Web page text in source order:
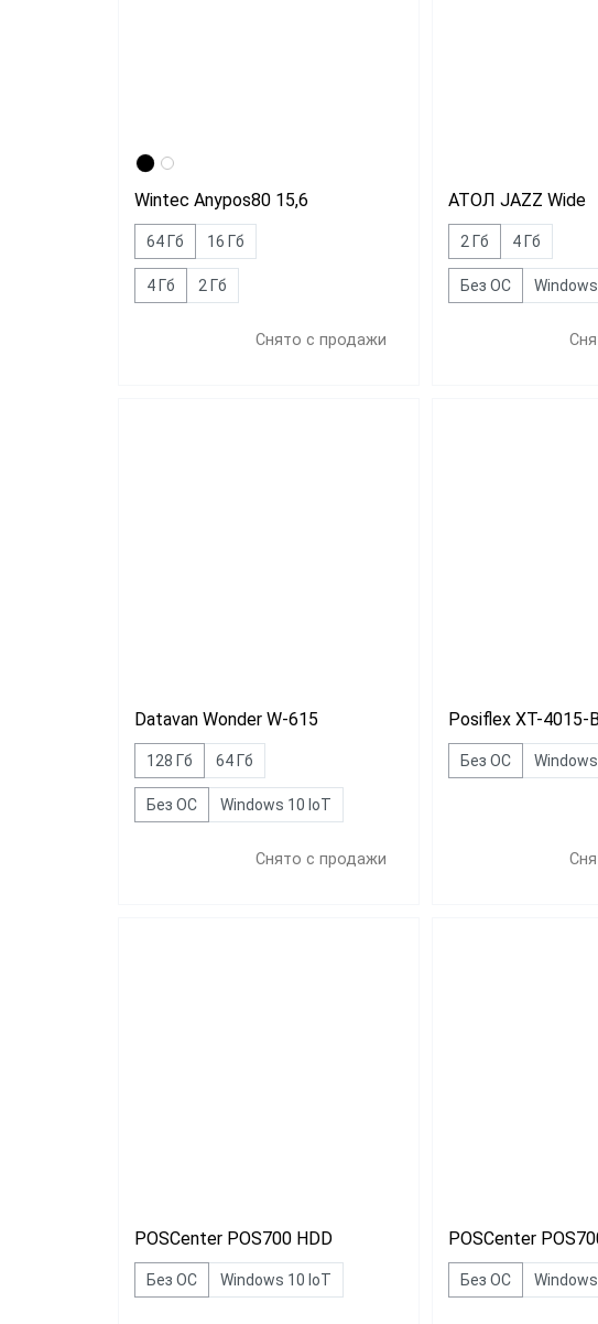
Wintec Anypos80 15,6
64 Гб 16 Гб
4 Гб 2 Гб
Снято с продажи
АТОЛ JAZZ Wide
2 Гб 4 Гб
Без ОС
Datavan Wonder W-615
128 Гб 64 Гб
Без ОС Windows 10 IoT
Снято с продажи
Posiflex XT-4015-
Без ОС
POSCenter POS700 HDD
Без ОС Windows 10 IoT
POSCenter
Без ОС